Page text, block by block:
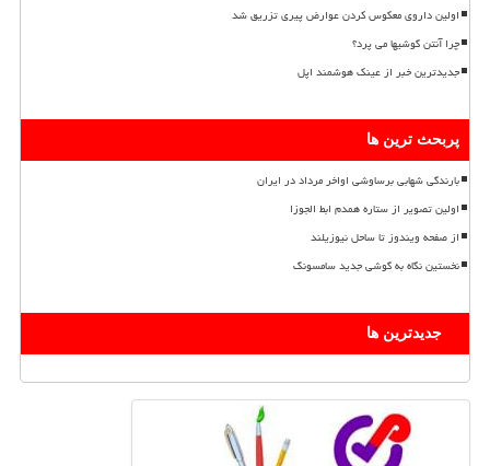
اولین داروی معکوس کردن عوارض پیری تزریق شد
چرا آنتن گوشیها می پرد؟
جدیدترین خبر از عینک هوشمند اپل
پربحث ترین ها
بارندگی شهابی برساوشی اواخر مرداد در ایران
اولین تصویر از ستاره همدم ابط الجوزا
از صفحه ویندوز تا ساحل نیوزیلند
نخستین نگاه به گوشی جدید سامسونگ
جدیدترین ها